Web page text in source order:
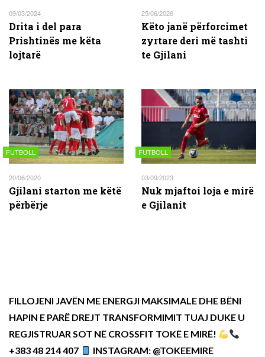
09/03/2024
Drita i del para
Prishtinës me këta
lojtarë
25/06/2026
Këto janë përforcimet
zyrtare deri më tashti
te Gjilani
FUTBOLL
20/06/2020
Gjilani starton me këtë
përbërje
FUTBOLL
03/09/2023
Nuk mjaftoi loja e mirë
e Gjilanit
FILLOJENI JAVËN ME ENERGJI MAKSIMALE DHE BËNI
HAPIN E PARË DREJT TRANSFORMIMIT TUAJ DUKE U
REGJISTRUAR SOT NË CROSSFIT TOKË E MIRË!
+383 48 214 407
INSTAGRAM: @TOKEEMIRE